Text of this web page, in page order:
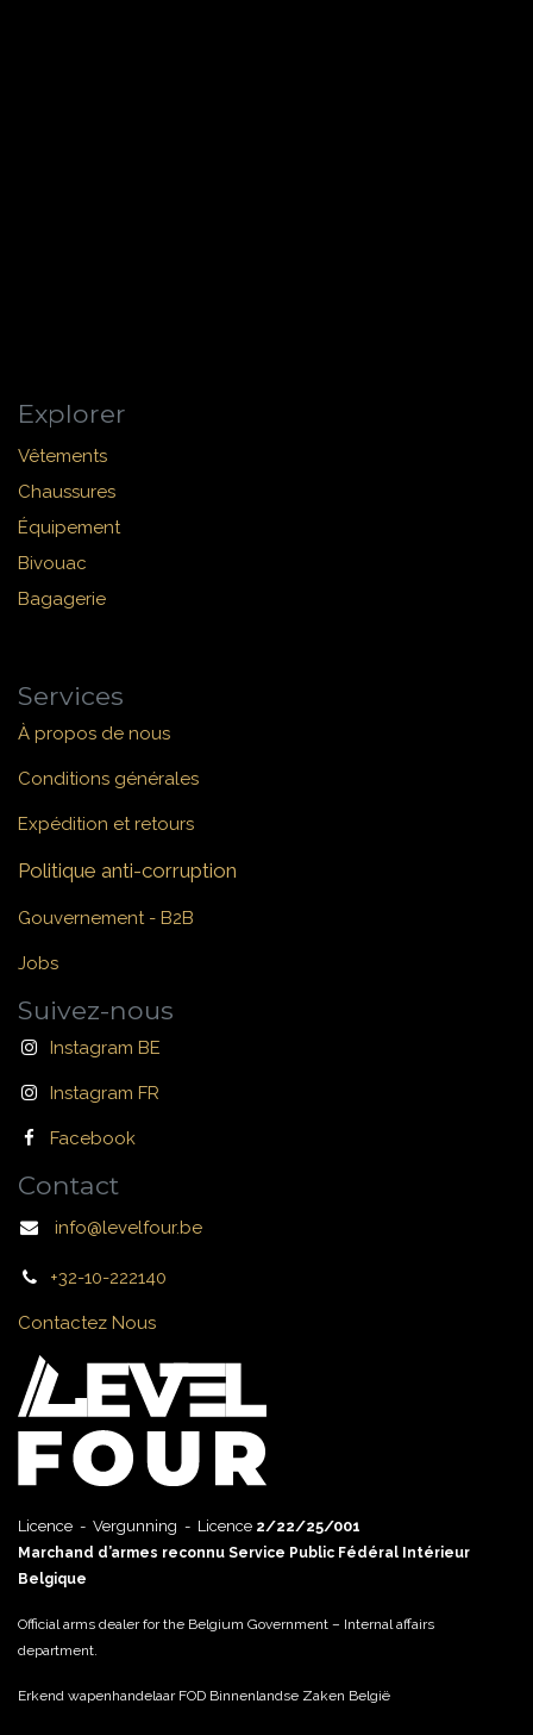
Explorer
Vêtements
Chaussures
Équipement
Bivouac
Bagagerie
Services
À propos de nous
Conditions générales
Expédition et retours
Politique anti-corruption
Gouvernement - B2B
Jobs
Suivez-nous
Instagram BE
Instagram FR
Facebook
Contact
info@levelfour.be
+32-10-222140
Contactez Nous
Licence - Vergunning - Licence 2/22/25/001
Marchand d’armes reconnu Service Public Fédéral Intérieur
Belgique
Official arms dealer for the Belgium Government – Internal affairs
department.
Erkend wapenhandelaar FOD Binnenlandse Zaken België